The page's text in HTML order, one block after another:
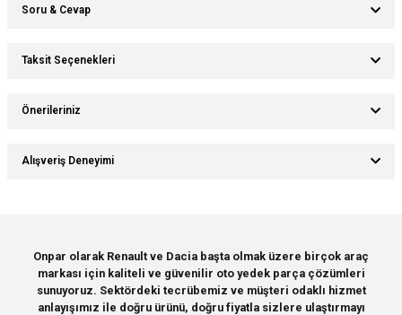
Soru & Cevap
Taksit Seçenekleri
Önerileriniz
Bu ürünün fiyat bilgisi, resim, ürün açıklamalarında ve diğer konularda
yetersiz gördüğünüz noktaları öneri formunu kullanarak tarafımıza
Ürün resmi kalitesiz, bozuk veya görüntülenemiyor.
Ürün açıklamasında eksik bilgiler bulunuyor.
Ürün bilgilerinde hatalar bulunuyor.
Alışveriş Deneyimi
Deneyimini Paylaş
Onpar olarak Renault ve Dacia başta olmak üzere birçok araç
markası için kaliteli ve güvenilir oto yedek parça çözümleri
sunuyoruz. Sektördeki tecrübemiz ve müşteri odaklı hizmet
anlayışımız ile doğru ürünü, doğru fiyatla sizlere ulaştırmayı